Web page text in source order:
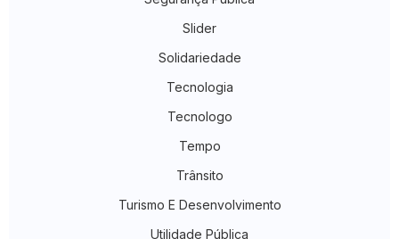
Slider
Solidariedade
Tecnologia
Tecnologo
Tempo
Trânsito
Turismo E Desenvolvimento
Utilidade Pública